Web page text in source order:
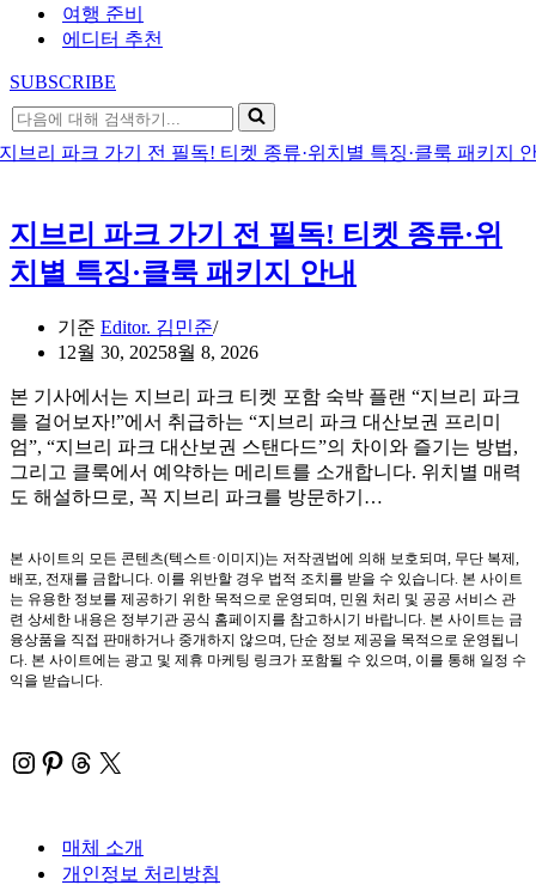
뉴
여행 준비
에디터 추천
SUBSCRIBE
다
음
에
검
색
하
지브리 파크 가기 전 필독! 티켓 종류·위
치별 특징·클룩 패키지 안내
기준 Editor. 김민준
12월 30, 20258월 8, 2026
본 기사에서는 지브리 파크 티켓 포함 숙박 플랜 “지브리 파크
를 걸어보자!”에서 취급하는 “지브리 파크 대산보권 프리미
엄”, “지브리 파크 대산보권 스탠다드”의 차이와 즐기는 방법,
그리고 클룩에서 예약하는 메리트를 소개합니다. 위치별 매력
도 해설하므로, 꼭 지브리 파크를 방문하기…
본 사이트의 모든 콘텐츠(텍스트·이미지)는 저작권법에 의해 보호되며, 무단 복제,
배포, 전재를 금합니다. 이를 위반할 경우 법적 조치를 받을 수 있습니다. 본 사이트
는 유용한 정보를 제공하기 위한 목적으로 운영되며, 민원 처리 및 공공 서비스 관
련 상세한 내용은 정부기관 공식 홈페이지를 참고하시기 바랍니다. 본 사이트는 금
융상품을 직접 판매하거나 중개하지 않으며, 단순 정보 제공을 목적으로 운영됩니
다. 본 사이트에는 광고 및 제휴 마케팅 링크가 포함될 수 있으며, 이를 통해 일정 수
익을 받습니다.
Instagram
Pinterest
Threads
X
매체 소개
개인정보 처리방침